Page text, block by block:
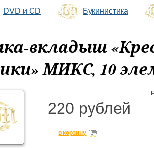
DVD и CD Букинистика
вкладыш
МИКС, 10
220 рублей
в корзину